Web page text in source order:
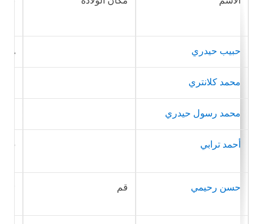
حبيب حيدري 22 يوليو/تموز 1996
محمد كلانتري
محمد رسول حيدري
أحمد ترابي 20 مارس/آذار 1996
حسن رحيمي قم